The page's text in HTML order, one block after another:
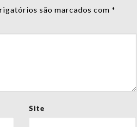
são marcados com *
Site